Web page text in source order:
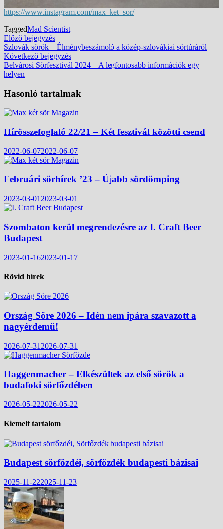
https://www.instagram.com/max_ket_sor/
TaggedMad Scientist
Bejegyzés
navigáció
Előző bejegyzésElőző
bejegyzés:
Szlovák sörök – Élménybeszámoló a közép-szlovákiai sörtúráról
Következő bejegyzésKövetkező
bejegyzés:
Belvárosi Sörfesztivál 2024 – A legfontosabb információk egy
helyen
Hasonló tartalmak
Hírösszefoglaló 22/21 – Két fesztivál közötti csend
2022-06-072022-06-07
Februári sörhírek ’23 – Újabb sördömping
2023-03-01 2023-03-01
Szombaton kerül megrendezésre az I. Craft Beer
Budapest
2023-01-162023-01-17
Rövid hírek
Ország Söre 2026 – Idén nem ipára szavazott a
nagyérdemű!
2026-07-31 2026-07-31
Haggenmacher – Elkészültek az első sörök a
budafoki sörfőzdében
2026-05-222026-05-22
Kiemelt tartalom
Budapest sörfőzdéi, sörfőzdék budapesti bázisai
2025-11-222025-11-23